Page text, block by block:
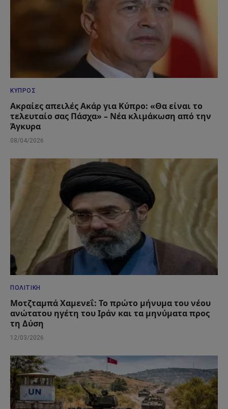
ΚΎΠΡΟΣ
Ακραίες απειλές Ακάρ για Κύπρο: «Θα είναι το
τελευταίο σας Πάσχα» – Νέα κλιμάκωση από την
Άγκυρα
08/04/2026
ΠΟΛΙΤΙΚΉ
Μοτζταμπά Χαμενεΐ: Το πρώτο μήνυμα του νέου
ανώτατου ηγέτη του Ιράν και τα μηνύματα προς
τη Δύση
12/03/2026